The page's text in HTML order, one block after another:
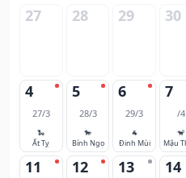
27 28 29 30
4
27/3
🐍
Ất Tỵ
5
28/3
🐎
Bính Ngọ
6
29/3
🐐
Đinh Mùi
7
/4
🐒
Mậu
11 12 13 14